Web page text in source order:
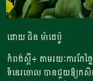
ដោយ ជិន ម៉ាដេប៉ូ
កំពង់ស្ពឺ៖ តាមរយៈការកែ
ទំនេរចោល បានជួយឱ្យកសិ